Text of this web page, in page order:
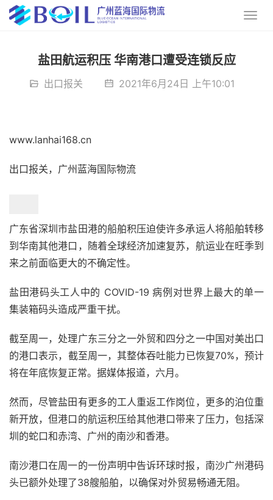
盐田航运积压 华南港口遭受连锁反应
出口报关 2021年6月24日 上午10:01
www.lanhai168.cn
出口报关，广州蓝海国际物流
广东省深圳市盐田港的船舶积压迫使许多承运人将船舶转移
到华南其他港口，随着全球经济加速复苏，航运业在旺季到
来之前面临更大的不确定性。
盐田港码头工人中的 COVID-19 病例对世界上最大的单一
集装箱码头造成严重干扰。
截至周一，处理广东三分之一外贸和四分之一中国对美出口
的港口表示，截至周一，其整体吞吐能力已恢复70%，预计
将在年底恢复正常。据媒体报道，六月。
然而，尽管盐田有更多的工人重返工作岗位，更多的泊位重
新开放，但港口的航运积压给其他港口带来了压力，包括深
圳的蛇口和赤湾、广州的南沙和香港。
南沙港口在周一的一份声明中告诉环球时报，南沙广州港码
头已额外处理了38艘船舶，以确保对外贸易畅通无阻。